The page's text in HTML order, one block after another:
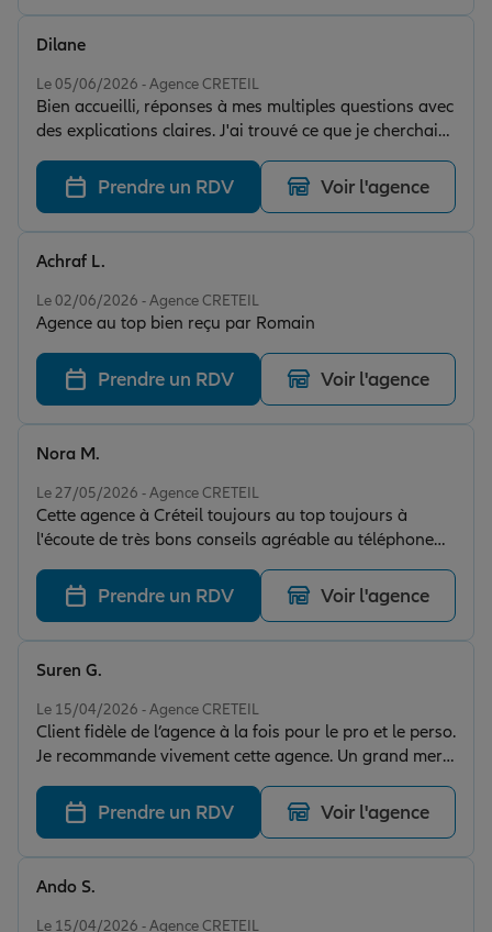
Le 05/06/2026 - Agence CRETEIL
Bien accueilli, réponses à mes multiples questions avec
des explications claires. J'ai trouvé ce que je cherchais.
Top !
Dilane
Prendre un RDV Voir l'agence
Le 02/06/2026 - Agence CRETEIL
Agence au top bien reçu par Romain
Achraf L.
Prendre un RDV Voir l'agence
Le 27/05/2026 - Agence CRETEIL
Cette agence à Créteil toujours au top toujours à
l'écoute de très bons conseils agréable au téléphone
toujours à trouver les bonnes solutions je recommande
fortement car l'accueil est génial et le personnel est
très agréable.
Nora M.
Prendre un RDV Voir l'agence
Le 15/04/2026 - Agence CRETEIL
Client fidèle de l’agence à la fois pour le pro et le perso.
Je recommande vivement cette agence. Un grand merci
à Romain.
Suren G.
Prendre un RDV Voir l'agence
Le 15/04/2026 - Agence CRETEIL
Ando S.